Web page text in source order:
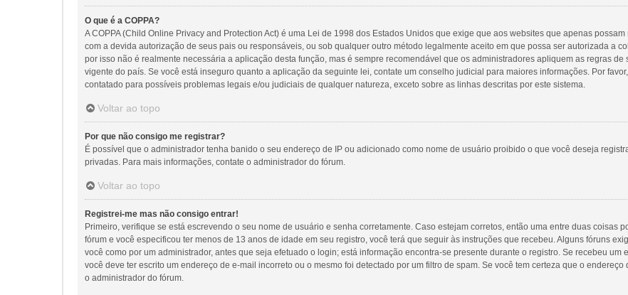
O que é a COPPA?
A COPPA (Child Online Privacy and Protection Act) é uma Lei de 1998 dos Estados Unidos que exige que aos websites que apenas
com a devida autorização de seus pais ou responsáveis, ou sob qualquer outro método legalmente aceito em que possa ser autorizada a
por isso não é realmente necessária a aplicação desta função, mas é sempre recomendável que os administradores apliquem as regras
vigente do país. Se você está inseguro quanto a aplicação da seguinte lei, contate um conselho judicial para maiores informações. Por
contatado para possíveis problemas legais e/ou judiciais de qualquer natureza, exceto sobre as linhas descritas por este sistema.
Voltar ao topo
Por que não consigo me registrar?
É possível que o administrador tenha banido o seu endereço de IP ou adicionado como nome de usuário proibido o que você deseja
privadas. Para mais informações, contate o administrador do fórum.
Voltar ao topo
Registrei-me mas não consigo entrar!
Primeiro, verifique se está escrevendo o seu nome de usuário e senha corretamente. Caso estejam corretos, então uma entre duas coisas
fórum e você especificou ter menos de 13 anos de idade em seu registro, você terá que seguir às instruções que recebeu. Alguns fóruns
você como por um administrador, antes que seja efetuado o login; está informação encontra-se presente durante o registro. Se recebeu
você deve ter escrito um endereço de e-mail incorreto ou o mesmo foi detectado por um filtro de spam. Se você tem certeza que o
o administrador do fórum.